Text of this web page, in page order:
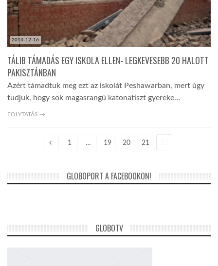
2014-12-16
TÁLIB TÁMADÁS EGY ISKOLA ELLEN- LEGKEVESEBB 20 HALOTT
PAKISZTÁNBAN
Azért támadtuk meg ezt az iskolát Peshawarban, mert úgy
tudjuk, hogy sok magasrangú katonatiszt gyereke…
FOLYTATÁS →
1 … 19 20 21
GLOBOPORT A FACEBOOKON!
GLOBOTV